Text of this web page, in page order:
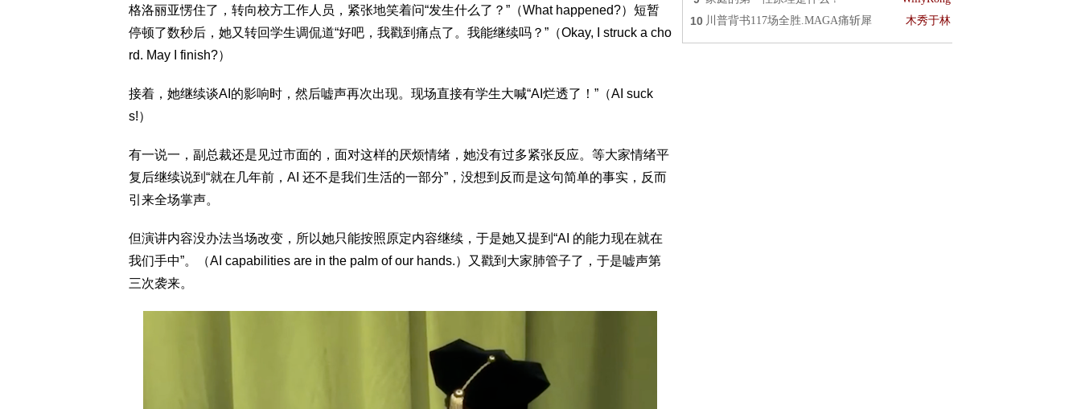
格洛丽亚愣住了，转向校方工作人员，紧张地笑着问“发生什么了？”（What happened?）短暂
停顿了数秒后，她又转回学生调侃道“好吧，我戳到痛点了。我能继续吗？”（Okay, I struck a cho
rd. May I finish?）
接着，她继续谈AI的影响时，然后嘘声再次出现。现场直接有学生大喊“AI烂透了！”（AI suck
s!）
有一说一，副总裁还是见过市面的，面对这样的厌烦情绪，她没有过多紧张反应。等大家情绪平
复后继续说到“就在几年前，AI 还不是我们生活的一部分”，没想到反而是这句简单的事实，反而
引来全场掌声。
但演讲内容没办法当场改变，所以她只能按照原定内容继续，于是她又提到“AI 的能力现在就在
我们手中”。（AI capabilities are in the palm of our hands.）又戳到大家肺管子了，于是嘘声第
三次袭来。
10 川普背书117场全胜.MAGA痛斩犀 木秀于林